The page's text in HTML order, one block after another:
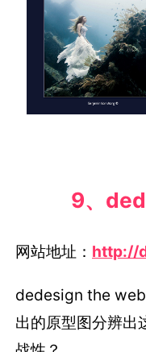
9、
网站地址： http://
dedesign the web
出的原型图分辨出